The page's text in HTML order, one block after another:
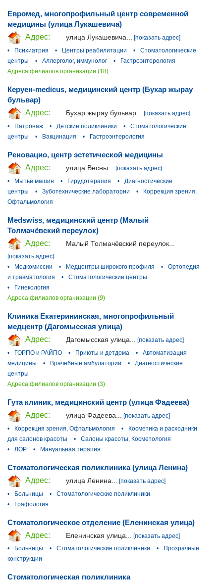
Евромед, многопрофильный центр современной
медицины (улица Лукашевича)
Адрес:
улица Лукашевича... [показать адрес]
•
Психиатрия • Центры реабилитации •
Стоматологические
центры
• Аллерголог, иммунолог •
Гастроэнтерология
Адреса филиалов организации (18)
Керуен-medicus, медицинский центр (Бухар жырау
бульвар)
Адрес:
Бухар жырау бульвар...
[показать адрес]
•
Патронаж • Детские поликлиники •
Стоматологические
центры
• Вакцинация • Гастроэнтерология
Реновацио, центр эстетической медицины
Адрес:
улица Весны...
[показать адрес]
•
Мытьё машин • Гирудотерапия •
Диагностические
центры
• Зуботехнические лаборатории •
Коррекция зрения,
Офтальмология
Medswiss, медицинский центр (Малый
Толмачёвский переулок)
Адрес:
Малый Толмачёвский переулок...
[показать адрес]
•
Медкомиссии • Медцентры широкого профиля •
Ортопедия
и травматология
•
Стоматологические центры
•
Гинекология
Адреса филиалов организации (9)
Клиника Екатерининская, многопрофильный
медцентр (Дагомысская улица)
Адрес:
Дагомысская улица... [показать адрес]
•
ГОРПО и РАЙПО • Приюты и детдома •
Автоматизация
медицины
• Врачебные амбулатории •
Диагностические
центры
Адреса филиалов организации (3)
Гута клиник, медицинский центр (улица Фадеева)
Адрес:
улица Фадеева...
[показать адрес]
•
Коррекция зрения, Офтальмология •
Косметика и расходники
для салонов красоты
•
Салоны красоты, Косметология
•
ЛОР • Мануальная терапия
Стоматологическая поликлиника (улица Ленина)
Адрес:
улица Ленина...
[показать адрес]
•
Больницы •
Стоматологические поликлиники
•
Графология
Стоматологическое отделение (Еленинская улица)
Адрес:
Еленинская улица...
[показать адрес]
•
Больницы • Стоматологические поликлиники •
Прозрачные
конструкции
Стоматологическая поликлиника